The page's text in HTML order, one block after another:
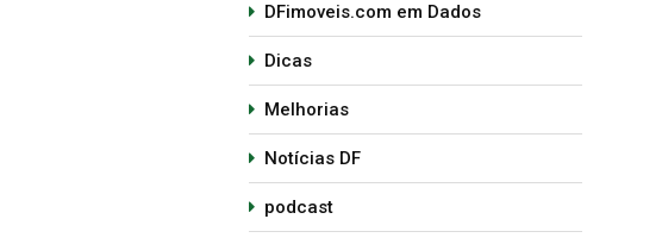
DFimoveis.com em Dados
Dicas
Melhorias
Notícias DF
podcast